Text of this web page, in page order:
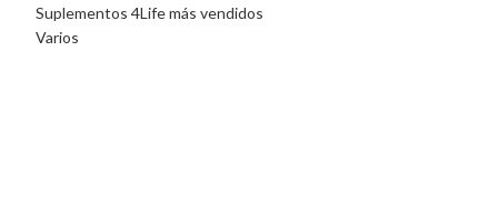
Suplementos 4Life más vendidos
Varios